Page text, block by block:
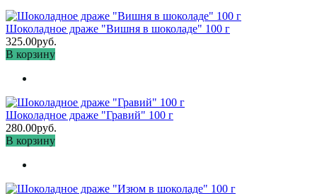
Шоколадное драже "Вишня в шоколаде" 100 г
325.00руб.
В корзину
Шоколадное драже "Гравий" 100 г
280.00руб.
В корзину